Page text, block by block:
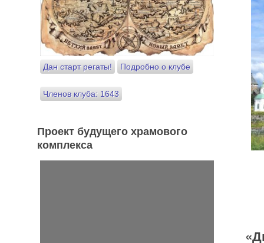
Дан старт регаты! Подробно о клубе
Членов клуба: 1643
Проект будущего храмового
комплекса